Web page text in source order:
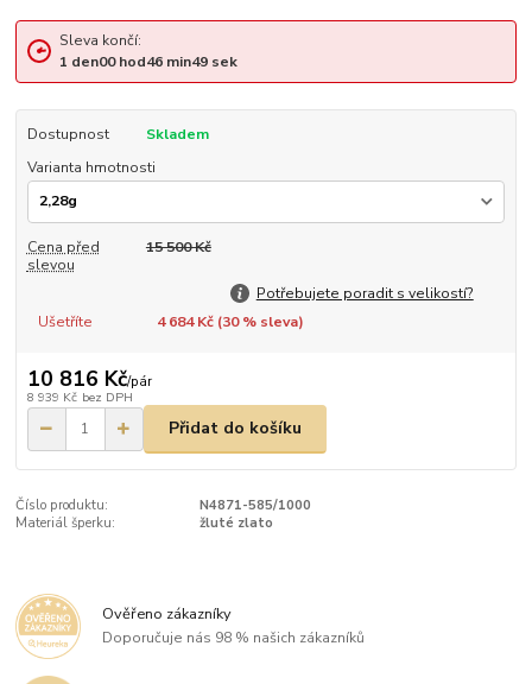
Sleva končí:
1 den00hod46min48sek
Dostupnost
Skladem
Varianta hmotnosti
Cena před
slevou
15 500 Kč
Potřebujete poradit s velikostí?
Ušetříte
4 684 Kč (30% sleva)
10 816 Kč/pár
8 939 Kč bez DPH
Přidat do košíku
Číslo produktu:
N4871-585/1000
Materiál šperku:
žluté zlato
Ověřeno zákazníky
Doporučuje nás 98 % našich zákazníků